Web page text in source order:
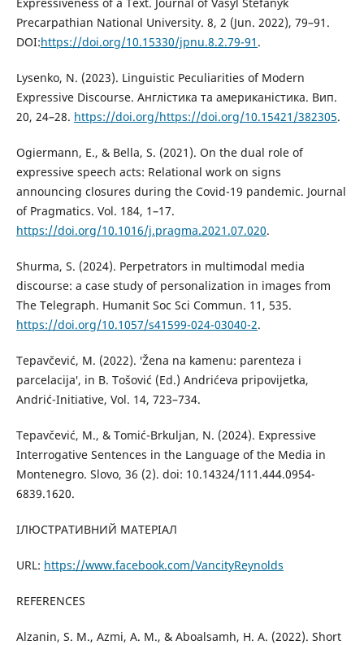
Precarpathian National University. 8, 2 (Jun. 2022), 79–91.
DOI:https://doi.org/10.15330/jpnu.8.2.79-91 .
Lysenko, N. (2023). Linguistic Peculiarities of Modern
Expressive Discourse. Англістика та американістика. Вип.
20, 24–28. https://doi.org/https://doi.org/10.15421/382305.
Ogiermann, E., & Bella, S. (2021). On the dual role of
expressive speech acts: Relational work on signs
announcing closures during the Covid-19 pandemic. Journal
of Pragmatics. Vol. 184, 1–17.
https://doi.org/10.1016/j.pragma.2021.07.020.
Shurma, S. (2024). Perpetrators in multimodal media
discourse: a case study of personalization in images from
The Telegraph. Humanit Soc Sci Commun. 11, 535.
https://doi.org/10.1057/s41599-024-03040-2.
Tepavčević, M. (2022). ′Žena na kamenu: parenteza i
parcelacija′, in B. Tošović (Ed.) Andrićeva pripovijetka,
Andrić-Initiative, Vol. 14, 723–734.
Tepavčević, M., & Tomić-Brkuljan, N. (2024). Expressive
Interrogative Sentences in the Language of the Media in
Montenegro. Slovo, 36 (2). doi: 10.14324/111.444.0954-
6839.1620.
ІЛЮСТРАТИВНИЙ МАТЕРІАЛ
URL: https://www.facebook.com/VancityReynolds
REFERENCES
Alzanin, S. M., Azmi, A. M., & Aboalsamh, H. A. (2022). Short